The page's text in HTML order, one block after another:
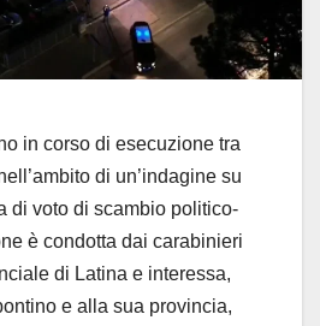
in corso di esecuzione tra
di un’indagine su
di voto di scambio politico-
è condotta dai carabinieri
di Latina e interessa,
e alla sua provincia,